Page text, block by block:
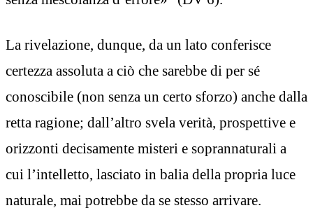
La rivelazione, dunque, da un lato conferisce
certezza assoluta a ciò che sarebbe di per sé
conoscibile (non senza un certo sforzo) anche dalla
retta ragione; dall’altro svela verità, prospettive e
orizzonti decisamente misteri e soprannaturali a
cui l’intelletto, lasciato in balia della propria luce
naturale, mai potrebbe da se stesso arrivare.